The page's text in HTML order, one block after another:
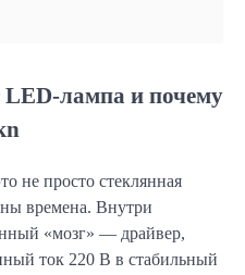
LED-лампа и почему
не просто стеклянная
времена. Внутри
«мозг» — драйвер,
ток 220 В в стабильный